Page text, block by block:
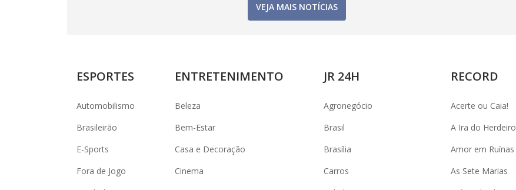
VEJA MAIS NOTÍCIAS
ESPORTES
Automobilismo
Brasileirão
E-Sports
Fora de Jogo
ENTRETENIMENTO
Beleza
Bem-Estar
Casa e Decoração
Cinema
JR 24H
Agronegócio
Brasil
Brasília
Carros
RECORD
Acerte ou Caia!
A Ira do Herdeiro
Amor em Ruínas
As Sete Marias